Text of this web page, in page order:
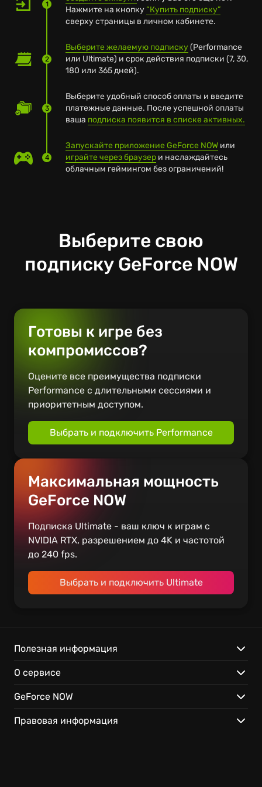
помощи.
1
Нажмите на кнопку“Купить подписку”
сверху страницы в личном кабинете.
2
Выберите желаемую подписку (Performance
или Ultimate) и срок действия подписки (7, 30,
180 или 365 дней).
3
Выберите удобный способ оплаты и введите
платежные данные. После успешной оплаты
ваша подписка появится в списке активных.
4
Запускайте приложение GeForce NOW или
играйте через браузер и наслаждайтесь
облачным геймингом без ограничений!
Выберите свою
подписку GeForce NOW
Готовы к игре без
компромиссов?
Оцените все преимущества подписки
Performance с длительными сессиями и
приоритетным доступом.
Выбрать и подключить Performance
Максимальная мощность
GeForce NOW
Подписка Ultimate - ваш ключ к играм с
NVIDIA RTX, разрешением до 4K и частотой
до 240 fps.
Выбрать и подключить Ultimate
Полезная информация
О сервисе
GeForce NOW
Правовая информация